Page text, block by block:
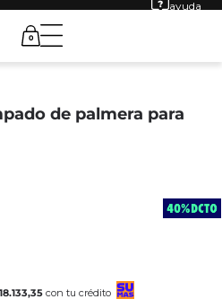
ayuda
0
de palmera para
con tu crédito